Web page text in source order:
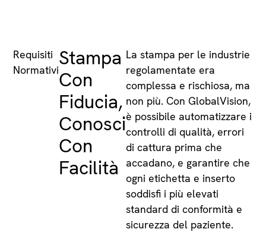
Requisiti
NormativiStampa
Con
Fiducia,
Conosci
Con
Facilità
La stampa per le industrie
regolamentate era
complessa e rischiosa, ma
non più. Con GlobalVision,
è possibile automatizzare i
controlli di qualità, errori
di cattura prima che
accadano, e garantire che
ogni etichetta e inserto
soddisfi i più elevati
standard di conformità e
sicurezza del paziente.